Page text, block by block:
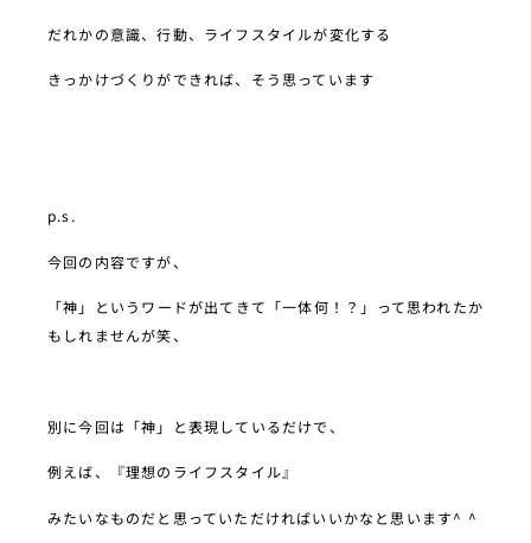
だれかの意識、行動、ライフスタイルが変化する
きっかけづくりができれば、そう思っています
p.s.
今回の内容ですが、
「神」というワードが出てきて「一体何！？」って思われたか
もしれませんが笑、
別に今回は「神」と表現しているだけで、
例えば、『理想のライフスタイル』
みたいなものだと思っていただければいいかなと思います^ ^